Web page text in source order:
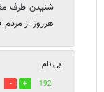
شنیدن طرف
هرروز از
بی نام
192